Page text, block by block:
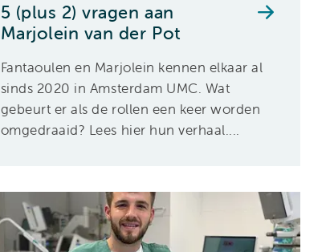
5 (plus 2) vragen aan
Marjolein van der Pot
Fantaoulen en Marjolein kennen elkaar al
sinds 2020 in Amsterdam UMC. Wat
gebeurt er als de rollen een keer worden
omgedraaid? Lees hier hun verhaal....